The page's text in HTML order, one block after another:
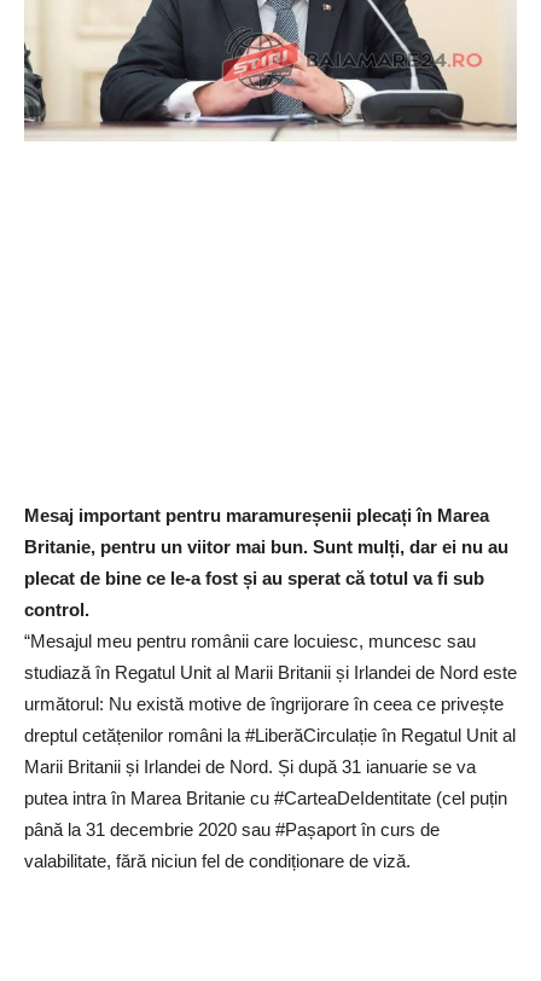
Mesaj important pentru maramureșenii plecați în Marea
Britanie, pentru un viitor mai bun. Sunt mulți, dar ei nu au
plecat de bine ce le-a fost și au sperat că totul va fi sub
control.
“Mesajul meu pentru românii care locuiesc, muncesc sau
studiază în Regatul Unit al Marii Britanii și Irlandei de Nord este
următorul: Nu există motive de îngrijorare în ceea ce privește
dreptul cetățenilor români la #LiberăCirculație în Regatul Unit al
Marii Britanii și Irlandei de Nord. Și după 31 ianuarie se va
putea intra în Marea Britanie cu #CarteaDeIdentitate (cel puțin
până la 31 decembrie 2020 sau #Pașaport în curs de
valabilitate, fără niciun fel de condiționare de viză.